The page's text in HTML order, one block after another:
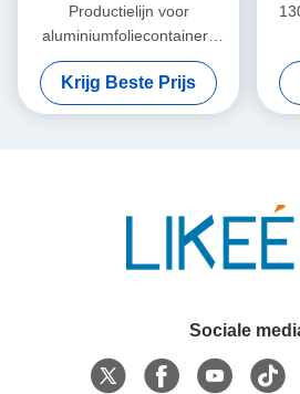
Productielijn voor
aluminiumfoliecontainers
met een capaciteit van
12000 stuks per uur en een
luchtdruk van 0,8 MPa
Krijg Beste Prijs
Sociale